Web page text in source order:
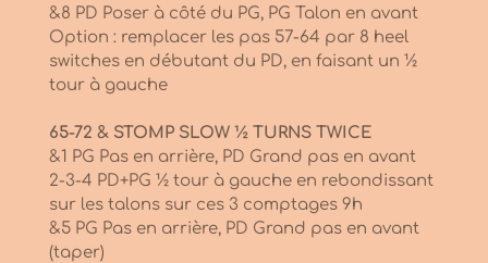
&8 PD Poser à côté du PG, PG Talon en avant
Option : remplacer les pas 57-64 par 8 heel
switches en débutant du PD, en faisant un ½
tour à gauche
65-72 & STOMP SLOW ½ TURNS TWICE
&1 PG Pas en arrière, PD Grand pas en avant
2-3-4 PD+PG ½ tour à gauche en rebondissant
sur les talons sur ces 3 comptages 9h
&5 PG Pas en arrière, PD Grand pas en avant
(taper)